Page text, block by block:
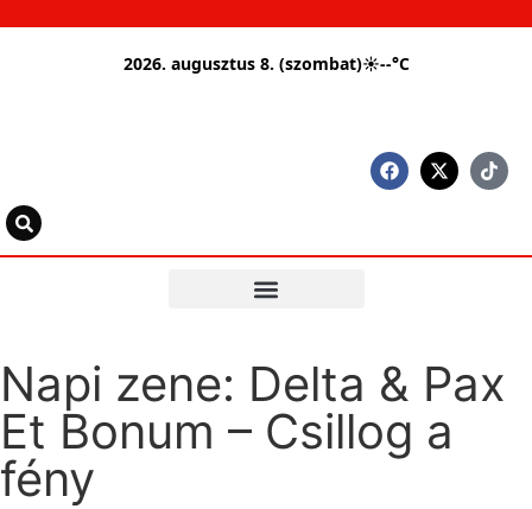
2026. augusztus 8. (szombat)☀--°C
Napi zene: Delta & Pax
Et Bonum – Csillog a
fény